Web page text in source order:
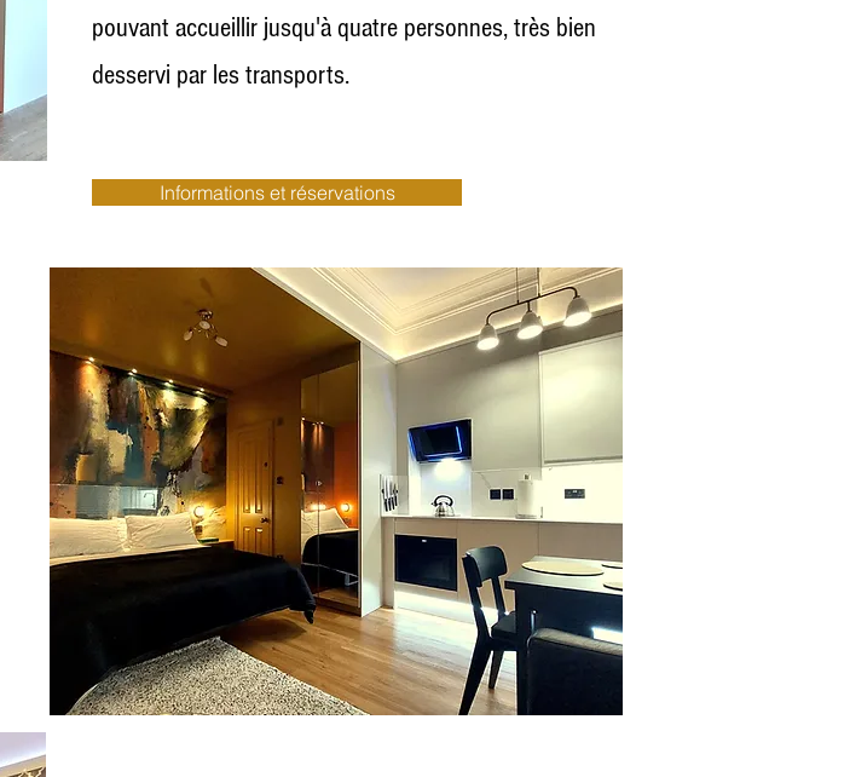
pouvant accueillir jusqu'à quatre personnes, très bien
desservi par les transports.
Informations et réservations